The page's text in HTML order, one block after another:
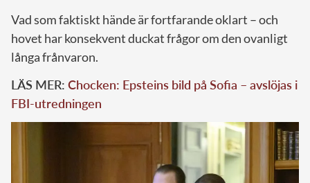
Vad som faktiskt hände är fortfarande oklart – och
hovet har konsekvent duckat frågor om den ovanligt
långa frånvaron.
LÄS MER: Chocken: Epsteins bild på Sofia – avslöjas i
FBI-utredningen